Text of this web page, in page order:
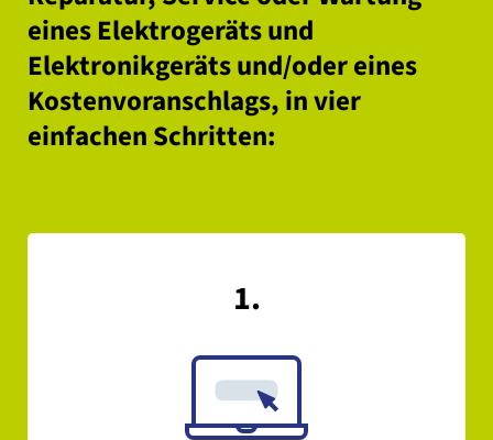
eines Elektrogeräts und
Elektronikgeräts und/oder eines
Kostenvoranschlags, in vier
einfachen Schritten:
1.